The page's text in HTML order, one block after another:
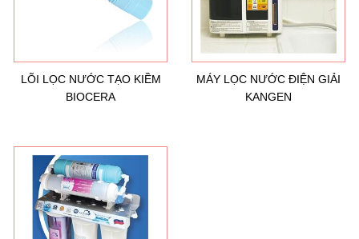
LÕI LỌC NƯỚC TẠO KIỀM
BIOCERA
MÁY LỌC NƯỚC ĐIỆN GIẢI
KANGEN
Hướng dẫn lựa chọn máy lọc nước Gia ...
21/10/2021
Hướng dẫn lựa chọn máy lọc nước Gia ...